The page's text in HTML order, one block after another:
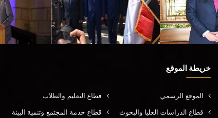
خريطة الموقع
الموقع الرسمي قطاع التعليم والطلاب
قطاع الدراسات العليا والبحوث قطاع خدمة المجتمع وتنمية البيئة